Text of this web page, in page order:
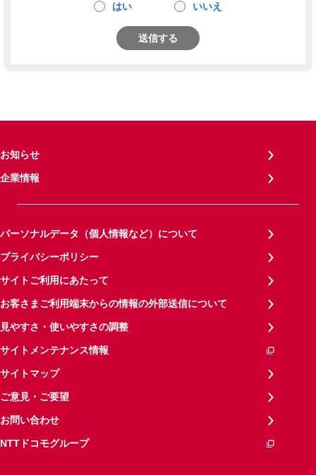
はい いいえ
送信する
お知らせ
企業情報
パーソナルデータ（個人情報など）について
プライバシーポリシー
サイトご利用にあたって
お客さまご利用端末からの情報の外部送信について
見やすさ・使いやすさの調整
サイトメンテナンス情報
サイトマップ
ご意見・ご要望
お問い合わせ
NTTドコモグループ